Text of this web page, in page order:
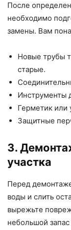
После
необходимо
замены. Вам
Новые трубы
старые.
Инструменты
Герметик или
Защитные
3.
участка
Перед
воды и слить
вырежьте
небольшой